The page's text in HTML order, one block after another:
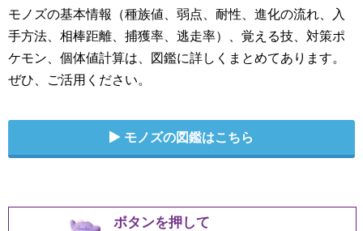
モノズの基本情報（種族値、弱点、耐性、進化の流れ、入
手方法、相棒距離、捕獲率、逃走率）、覚える技、対策ポ
ケモン、個体値計算は、図鑑に詳しくまとめてあります。
ぜひ、ご活用ください。
モノズの図鑑はこちら
ボタンを押して